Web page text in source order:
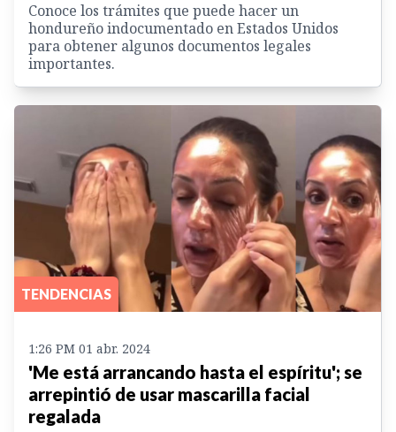
Conoce los trámites que puede hacer un
hondureño indocumentado en Estados Unidos
para obtener algunos documentos legales
importantes.
TENDENCIAS
1:26 PM 01 abr. 2024
'Me está arrancando hasta el espíritu'; se
arrepintió de usar mascarilla facial
regalada